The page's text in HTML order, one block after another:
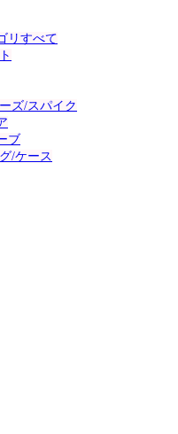
リすべて
ズ/スパイク
ブ
/ケース